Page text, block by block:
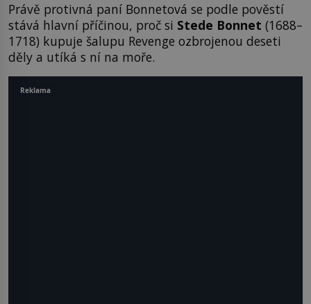
Právě protivná paní Bonnetová se podle pověstí
stává hlavní příčinou, proč si Stede Bonnet (1688–
1718) kupuje šalupu Revenge ozbrojenou deseti
děly a utíká s ní na moře.
Reklama